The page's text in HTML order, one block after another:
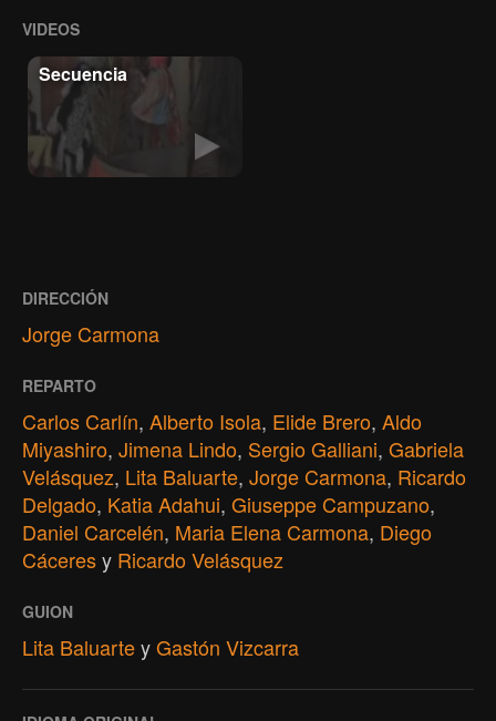
VIDEOS
Secuencia
DIRECCIÓN
Jorge Carmona
REPARTO
Carlos Carlín, Alberto Isola, Elide Brero, Aldo
Miyashiro, Jimena Lindo, Sergio Galliani, Gabriela
Velásquez, Lita Baluarte, Jorge Carmona, Ricardo
Delgado, Katia Adahui, Giuseppe Campuzano,
Daniel Carcelén, Maria Elena Carmona, Diego
Cáceresy Ricardo Velásquez
GUION
Lita BaluarteyGastón Vizcarra